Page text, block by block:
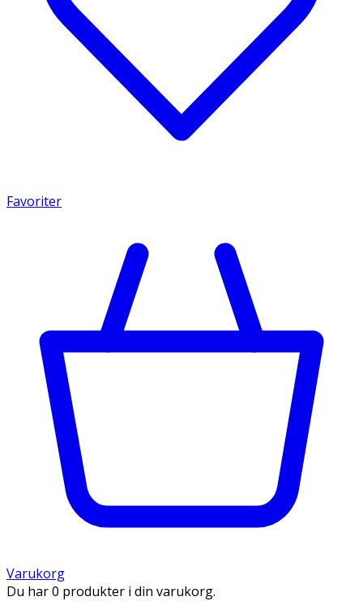
Favoriter
Varukorg
Du har 0 produkter i din varukorg.